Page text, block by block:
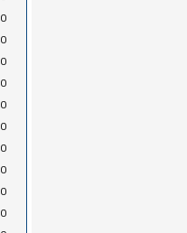
0
0
0
0
0
0
0
0
0
0